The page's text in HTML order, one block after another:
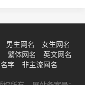
男生网名
女生网名
繁体网名
英文网名
字 非主流网名